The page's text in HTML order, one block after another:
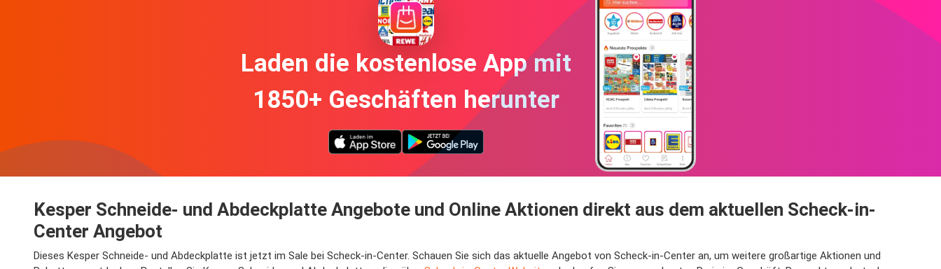
Laden die kostenlose App mit
1850+ Geschäften herunter
Kesper Schneide- und Abdeckplatte Angebote und Online Aktionen direkt aus dem aktuellen Scheck-in-
Center Angebot
Dieses Kesper Schneide- und Abdeckplatte ist jetzt im Sale bei Scheck-in-Center. Schauen Sie sich das aktuelle Angebot von Scheck-in-Center an, um weitere großartige Aktionen und